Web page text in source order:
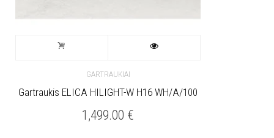
GARTRAUKIAI
Gartraukis ELICA HILIGHT-W H16 WH/A/100
1,499.00 €